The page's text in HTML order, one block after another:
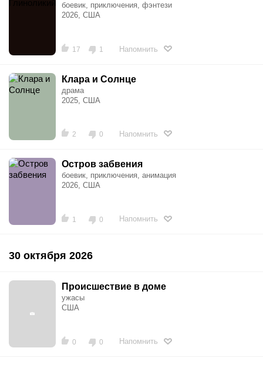
боевик, приключения, фэнтези
2026, США
17 1 Напомнить
Клара и Солнце
драма
2025, США
2 0 Напомнить
Остров забвения
боевик, приключения, анимация
2026, США
1 0 Напомнить
30 октября 2026
Происшествие в доме
ужасы
США
0 0 Напомнить